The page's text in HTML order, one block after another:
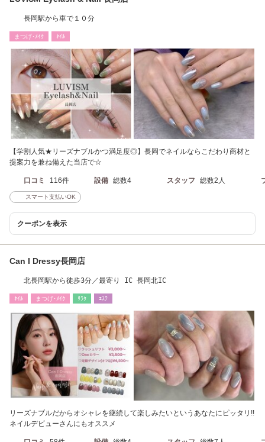
長岡駅から車で１０分
まつげ･ﾒｲｸ ﾈｲﾙ
【学割人気★リーズナブルかつ満足度◎】長岡でネイルならこだわり商材と
提案力を兼ね備えた当店で☆
口コミ 116件 設備 総数4 スタッフ 総数2人
スマート支払いOK
クーポンを表示
Can I Dressy長岡店
北長岡駅から徒歩3分／最寄り IC 長岡北IC
ﾈｲﾙ まつげ･ﾒｲｸ ﾘﾗｸ ｴｽﾃ
リーズナブルだからオシャレを継続して楽しみたいというあなたにピッタリ!!
ネイルデビューさんにもオススメ